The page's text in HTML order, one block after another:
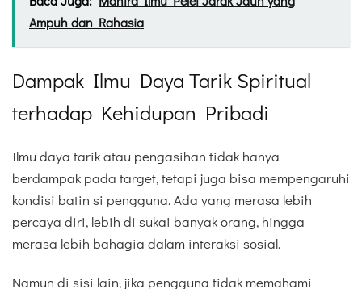
Ampuh dan Rahasia
Dampak Ilmu Daya Tarik Spiritual
terhadap Kehidupan Pribadi
Ilmu daya tarik atau pengasihan tidak hanya
berdampak pada target, tetapi juga bisa mempengaruhi
kondisi batin si pengguna. Ada yang merasa lebih
percaya diri, lebih di sukai banyak orang, hingga
merasa lebih bahagia dalam interaksi sosial.
Namun di sisi lain, jika pengguna tidak memahami